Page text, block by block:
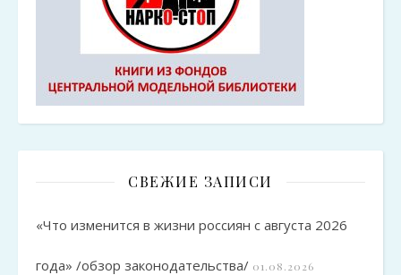
СВЕЖИЕ ЗАПИСИ
«Что изменится в жизни россиян с августа 2026
года» /обзор законодательства/ 01.08.2026